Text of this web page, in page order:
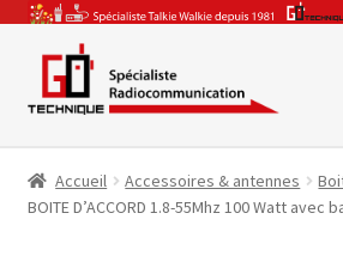
Aller
la
Aller
contenu
Gamme Pro
Accueil Accessoires & antennes
BOITE D’ACCORD 1.8-55Mhz 100 Watt avec